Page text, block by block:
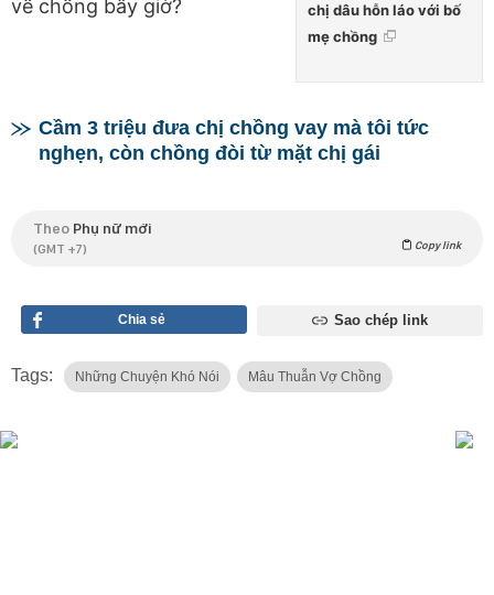
chị dâu hỗn láo với bố
mẹ chồng
về chồng bây giờ?
Cầm 3 triệu đưa chị chồng vay mà tôi tức
nghẹn, còn chồng đòi từ mặt chị gái
Theo Phụ nữ mới
(GMT +7) Copy link
Chia sẻ Sao chép link
Tags: Những Chuyện Khó Nói Mâu Thuẫn Vợ Chồng